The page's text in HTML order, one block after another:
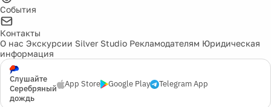
События
Контакты
О нас Экскурсии Silver Studio Рекламодателям Юридическая
информация
Слушайте
Серебряный
дождь
App Store Google Play Telegram App